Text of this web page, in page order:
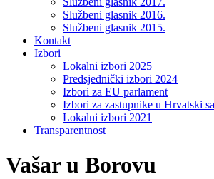
Službeni glasnik 2016.
Službeni glasnik 2015.
Kontakt
Izbori
Lokalni izbori 2025
Predsjednički izbori 2024
Izbori za EU parlament
Izbori za zastupnike u Hrvatski
Lokalni izbori 2021
Transparentnost
Vašar u Borovu